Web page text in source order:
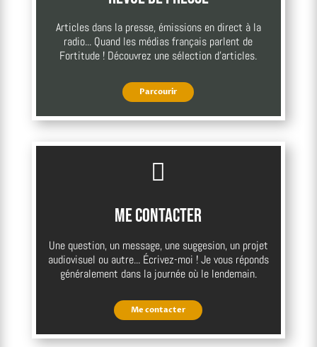
Articles dans la presse, émissions en direct à la
radio... Quand les médias français parlent de
Fortitude ! Découvrez une sélection d'articles.
Parcourir

Me contacter
Une question, un message, une suggesion, un projet
audiovisuel ou autre... Écrivez-moi ! Je vous réponds
généralement dans la journée où le lendemain.
Me contacter